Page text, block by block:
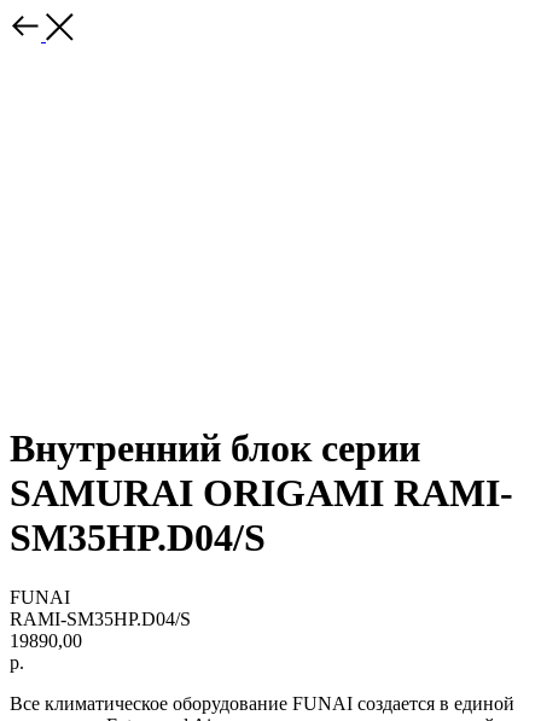
Внутренний блок серии
SAMURAI ORIGAMI RAMI-
SM35HP.D04/S
FUNAI
RAMI-SM35HP.D04/S
19890,00
р.
Все климатическое оборудование FUNAI создается в единой